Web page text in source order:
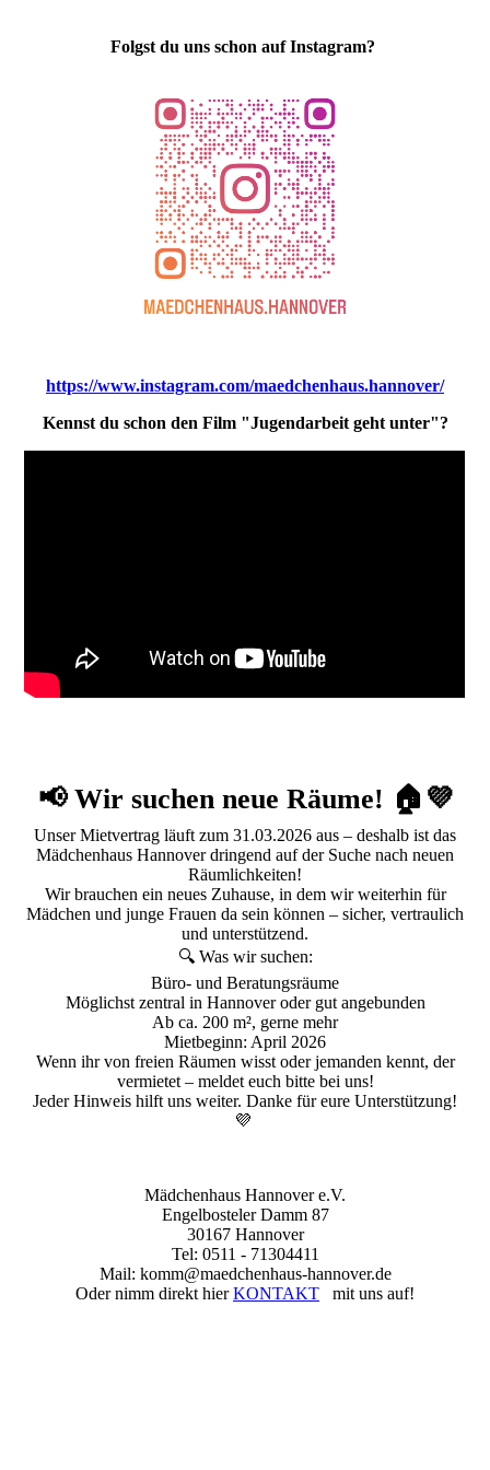
Folgst du uns schon auf Instagram?
https://www.instagram.com/maedchenhaus.hannover/
Kennst du schon den Film "Jugendarbeit geht unter"?
📢 Wir suchen neue Räume! 🏠💜
Unser Mietvertrag läuft zum 31.03.2026 aus – deshalb ist das
Mädchenhaus Hannover dringend auf der Suche nach neuen
Räumlichkeiten!
Wir brauchen ein neues Zuhause, in dem wir weiterhin für
Mädchen und junge Frauen da sein können – sicher, vertraulich
und unterstützend.
🔍 Was wir suchen:
Büro- und Beratungsräume
Möglichst zentral in Hannover oder gut angebunden
Ab ca. 200 m², gerne mehr
Mietbeginn: April 2026
Wenn ihr von freien Räumen wisst oder jemanden kennt, der
vermietet – meldet euch bitte bei uns!
Jeder Hinweis hilft uns weiter. Danke für eure Unterstützung!
💜
Mädchenhaus Hannover e.V.
Engelbosteler Damm 87
30167 Hannover
Tel: 0511 - 71304411
Mail: komm@maedchenhaus-hannover.de
Oder nimm direkt hierKONTAKT mit uns auf!